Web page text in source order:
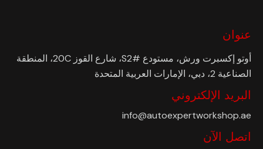
عنوان
أوتو إكسبرت ورش، مستودع #S2، شارع القوز 20C، المنطقة
الصناعية 2، دبي، الإمارات العربية المتحدة
البريد الإلكتروني
info@autoexpertworkshop.ae
اتصل الآن